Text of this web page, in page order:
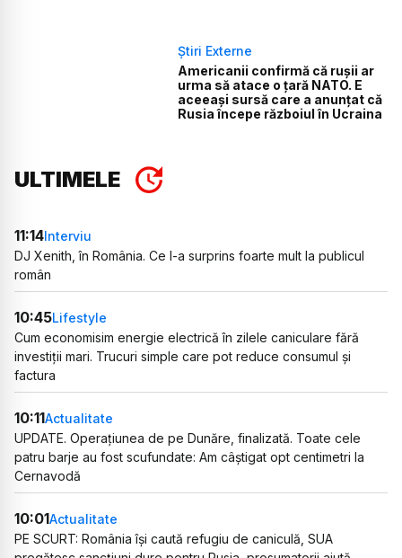
Știri Externe
Americanii confirmă că rușii ar
urma să atace o țară NATO. E
aceeași sursă care a anunțat că
Rusia începe războiul în Ucraina
ULTIMELE
11:14Interviu
DJ Xenith, în România. Ce l-a surprins foarte mult la publicul
român
10:45Lifestyle
Cum economisim energie electrică în zilele caniculare fără
investiții mari. Trucuri simple care pot reduce consumul și
factura
10:11Actualitate
UPDATE. Operațiunea de pe Dunăre, finalizată. Toate cele
patru barje au fost scufundate: Am câștigat opt centimetri la
Cernavodă
10:01Actualitate
PE SCURT: România își caută refugiu de caniculă, SUA